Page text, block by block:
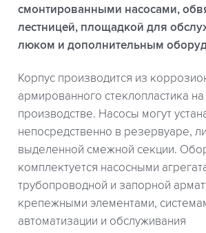
смонтированными насосами,
лестницей, площадкой для
люком и дополнительным
Корпус производится из
армированного стеклопластика
производстве. Насосы могут
непосредственно в резервуаре,
выделенной смежной секции.
комплектуется насосными
трубопроводной и запорной
крепежными элементами,
автоматизации и обслуживания